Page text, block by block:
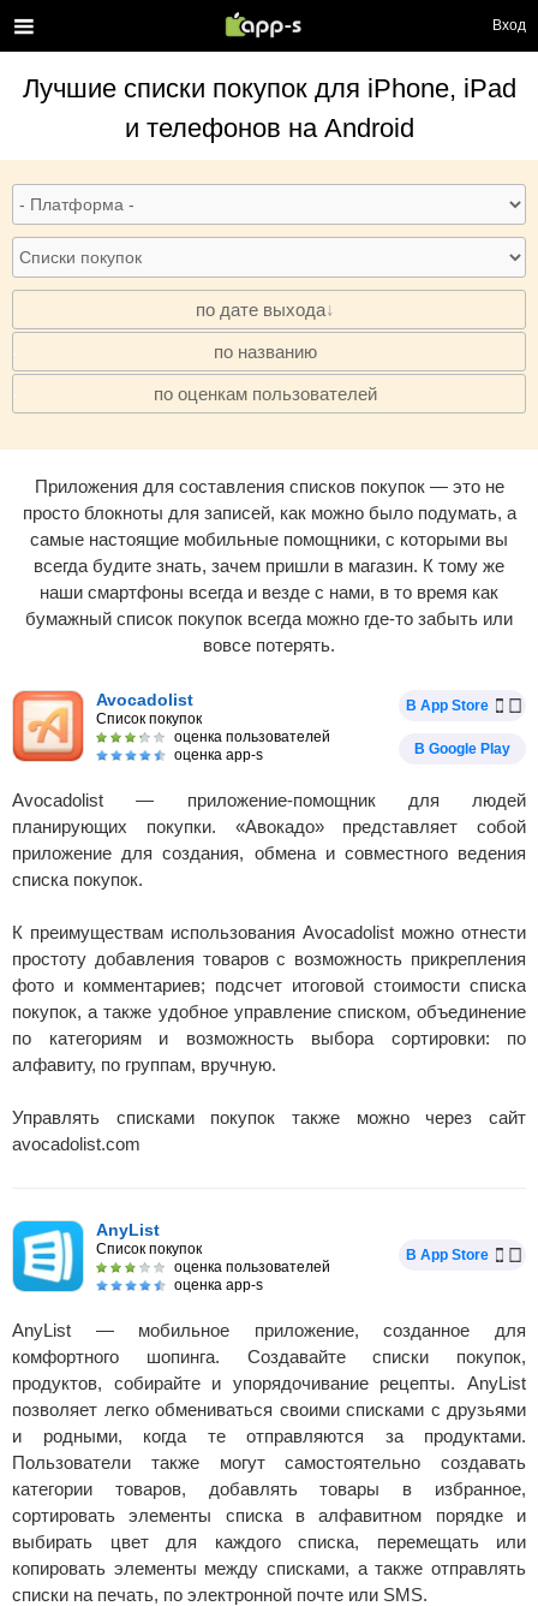
Вход
Лучшие cписки покупокдля iPhone, iPad
и телефонов на Android
по дате выхода
· по названию
· по оценкам пользователей
Приложения для составления списков покупок — это не
просто блокноты для записей, как можно было подумать, а
самые настоящие мобильные помощники, с которыми вы
всегда будите знать, зачем пришли в магазин. К тому же
наши смартфоны всегда и везде с нами, в то время как
бумажный список покупок всегда можно где-то забыть или
вовсе потерять.
Avocadolist
Список покупок
оценка пользователей
оценка app-s
В App Store
В Google Play
Avocadolist — приложение-помощник для людей
планирующих покупки. «Авокадо» представляет собой
приложение для создания, обмена и совместного ведения
списка покупок.
К преимуществам использования Avocadolist можно отнести
простоту добавления товаров с возможность прикрепления
фото и комментариев; подсчет итоговой стоимости списка
покупок, а также удобное управление списком, объединение
по категориям и возможность выбора сортировки: по
алфавиту, по группам, вручную.
Управлять списками покупок также можно через сайт
avocadolist.com
AnyList
Список покупок
оценка пользователей
оценка app-s
В App Store
AnyList — мобильное приложение, созданное для
комфортного шопинга. Создавайте списки покупок,
продуктов, собирайте и упорядочивание рецепты. AnyList
позволяет легко обмениваться своими списками с друзьями
и родными, когда те отправляются за продуктами.
Пользователи также могут самостоятельно создавать
категории товаров, добавлять товары в избранное,
сортировать элементы списка в алфавитном порядке и
выбирать цвет для каждого списка, перемещать или
копировать элементы между списками, а также отправлять
списки на печать, по электронной почте или SMS.